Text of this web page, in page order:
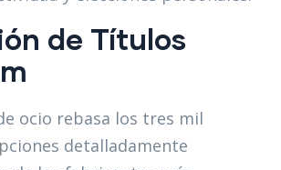
de Títulos
ocio rebasa los tres mil
detalladamente